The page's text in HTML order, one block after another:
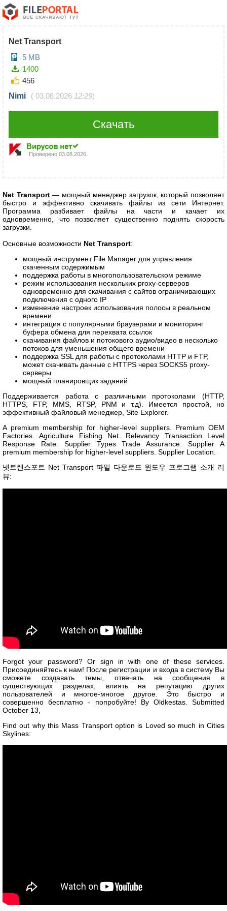
Net Transport
5 MB
1400
456
Nimi
( 03.08.2026 12:29)
Скачать
Проверено 03.08.2026
Net Transport— мощный менеджер загрузок, который позволяет
быстро и эффективно скачивать файлы из сети Интернет.
Программа разбивает файлы на части и качает их
одновременно, что позволяет существенно поднять скорость
загрузки.
Основные возможности Net Transport:
мощный инструмент File Manager для управления
скаченным содержимым
поддержка работы в многопользовательском режиме
режим использования нескольких proxy-серверов
одновременно для скачивания с сайтов ограничивающих
подключения с одного IP
изменение настроек использования полосы в реальном
времени
интеграция с популярными браузерами и мониторинг
буфера обмена для перехвата ссылок
скачивания файлов и потокового аудио/видео в несколько
потоков для уменьшения общего времени
поддержка SSL для работы с протоколами HTTP и FTP,
может скачивать данные с HTTPS через SOCKS5 proxy-
серверы
мощный планировщик заданий
Поддерживается работа c различными протоколами (HTTP,
HTTPS, FTP, MMS, RTSP, PNM и т.д). Имеется простой, но
эффективный файловый менеджер, Site Explorer.
A premium membership for higher-level suppliers. Premium OEM
Factories. Agriculture Fishing Net. Relevancy Transaction Level
Response Rate. Supplier Types Trade Assurance. Supplier A
premium membership for higher-level suppliers. Supplier Location.
넷트랜스포트 Net Transport 파일 다운로드 윈도우 프로그램 소개 리
뷰:
Forgot your password? Or sign in with one of these services.
Присоединяйтесь к нам! После регистрации и входа в систему Вы
сможете создавать темы, отвечать на сообщения в
существующих разделах, влиять на репутацию других
пользователей и многое-многое другое. Это быстро и
совершенно бесплатно - попробуйте! By Oldkestas. Submitted
October 13,
Find out why this Mass Transport option is Loved so much in Cities
Skylines: